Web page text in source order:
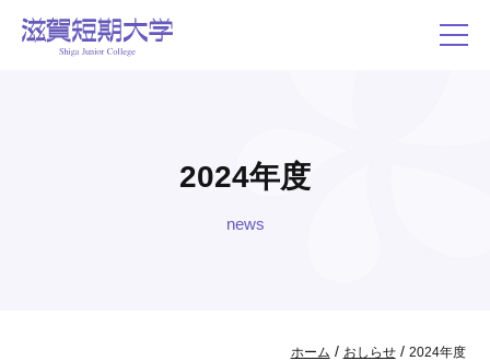
2024年度
news
ホーム / おしらせ/ 2024年度